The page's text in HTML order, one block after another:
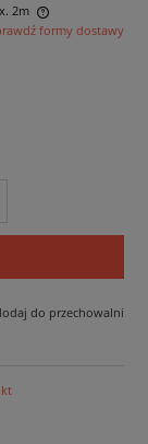
2m
formy dostawy
do przechowalni